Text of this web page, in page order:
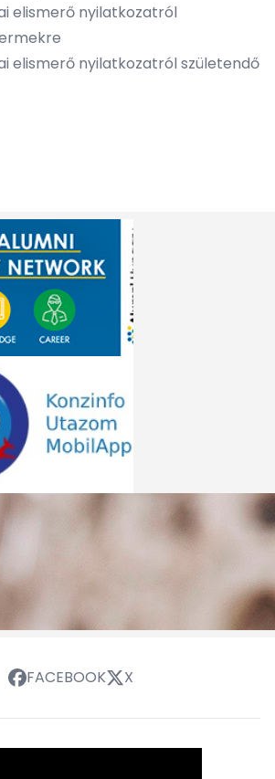
elismerő nyilatkozatról
elismerő nyilatkozatról születendő
FACEBOOK X